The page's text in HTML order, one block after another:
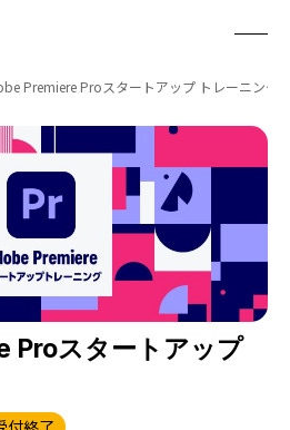
CGWORLD
別冊
CGWORLD.jp
Premiere Proスタートアップ トレーニング
Proスタートアップ